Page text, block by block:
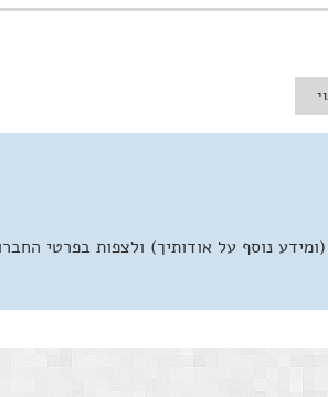
נוסף על אודותיך) ולצפות בפרטי